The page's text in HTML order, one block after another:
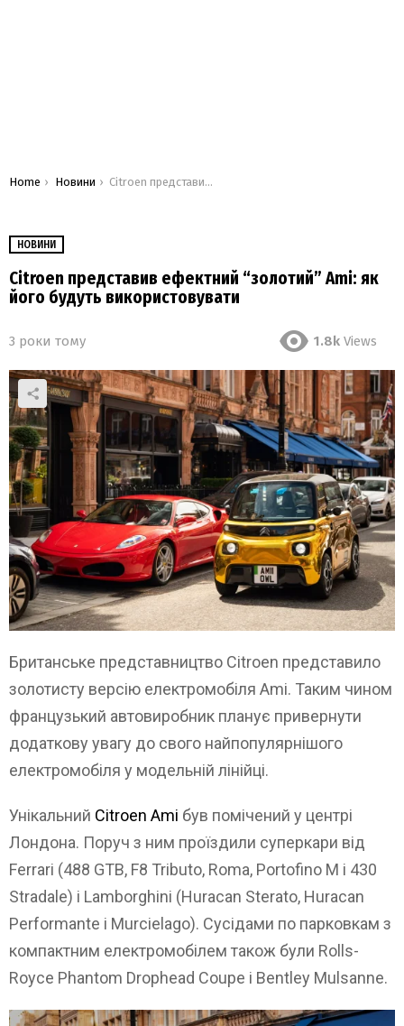
You are here:
Home Новини Citroen представив ефектний “золотий” Ami: як його будуть використовувати
НОВИНИ
Citroen представив ефектний “золотий” Ami: як
його будуть використовувати
3 роки тому 1.8k Views
Британське представництво Citroen представило
золотисту версію електромобіля Ami. Таким чином
французький автовиробник планує привернути
додаткову увагу до свого найпопулярнішого
електромобіля у модельній лінійці.
Унікальний Citroen Ami був помічений у центрі
Лондона. Поруч з ним проїздили суперкари від
Ferrari (488 GTB, F8 Tributo, Roma, Portofino M і 430
Stradale) і Lamborghini (Huracan Sterato, Huracan
Performante і Murcielago). Сусідами по парковкам з
компактним електромобілем також були Rolls-
Royce Phantom Drophead Coupe і Bentley Mulsanne.